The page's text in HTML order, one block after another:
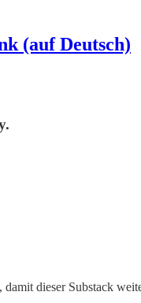
(auf Deutsch)
dieser Substack